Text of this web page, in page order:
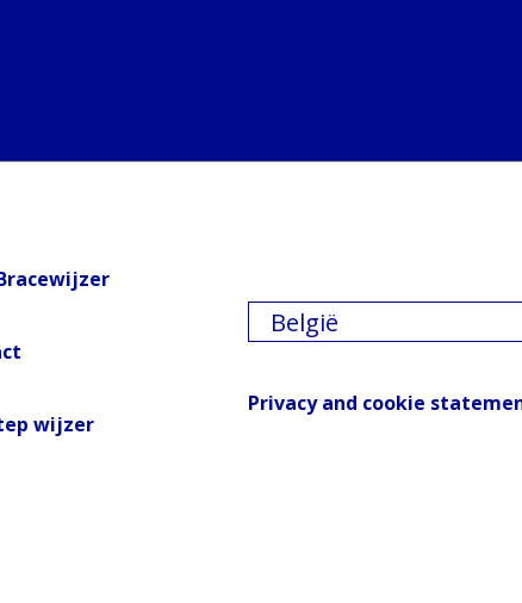
wijzer
België
Privacy and cookie